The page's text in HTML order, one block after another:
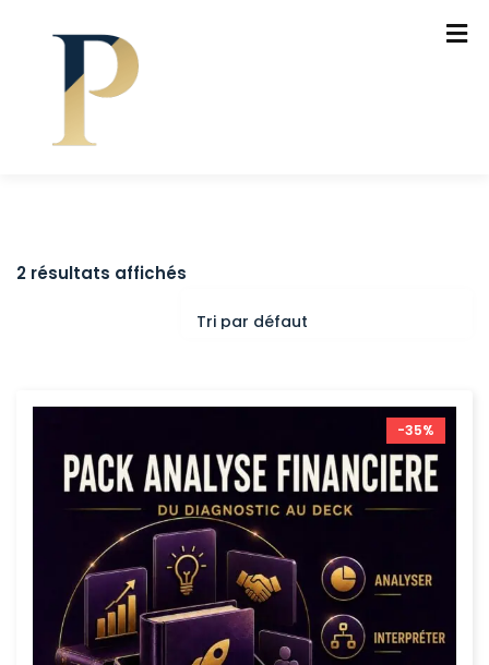
2 résultats affichés
-35%